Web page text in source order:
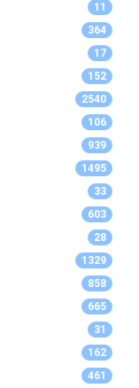
11
364
17
152
2540
106
939
1495
33
603
28
1329
858
665
31
162
461